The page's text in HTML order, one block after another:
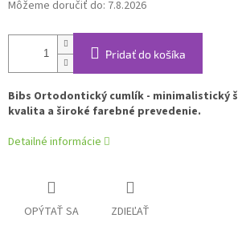
Môžeme doručiť do: 7.8.2026
Pridať do košíka
Bibs Ortodontický cumlík - minimalistický
kvalita a široké farebné prevedenie.
Detailné informácie
OPÝTAŤ SA ZDIEĽAŤ